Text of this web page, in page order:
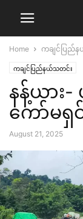
Home ကချင်ပြည်
ကချင်ပြည်နယ်သတင်း
နန့်ယား
ကော်မရှ
August 21, 2025